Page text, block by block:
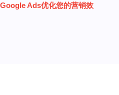
Ads优化您的营销效